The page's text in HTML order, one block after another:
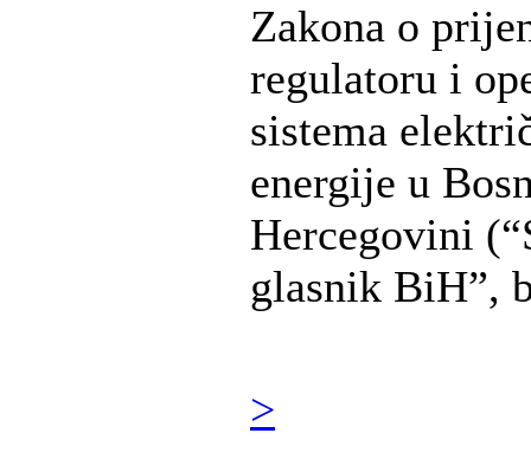
Zakona o
regulatoru i
sistema
energije u
Hercegovini
glasnik BiH”,
>